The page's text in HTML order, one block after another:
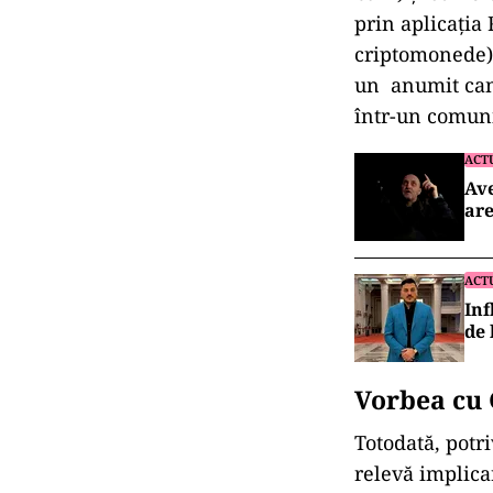
prin aplicația
un anumit
într-un
de
Vorbea cu
Totodată,
relevă